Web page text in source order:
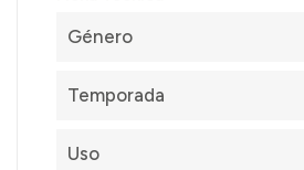
Género
Temporada
Uso